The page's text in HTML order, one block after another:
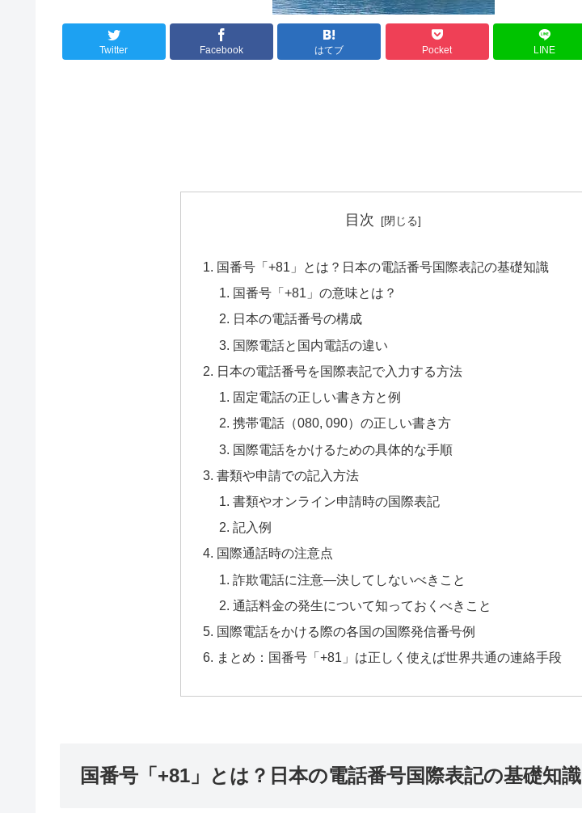
Twitter Facebook はてブ Pocket LINE
目次
国番号「+81」とは？日本の電話番号国際表記の基礎知識
国番号「+81」の意味とは？
日本の電話番号の構成
国際電話と国内電話の違い
日本の電話番号を国際表記で入力する方法
固定電話の正しい書き方と例
携帯電話（080, 090）の正しい書き方
国際電話をかけるための具体的な手順
書類や申請での記入方法
書類やオンライン申請時の国際表記
記入例
国際通話時の注意点
詐欺電話に注意—決してしないべきこと
通話料金の発生について知っておくべきこと
国際電話をかける際の各国の国際発信番号例
まとめ：国番号「+81」は正しく使えば世界共通の連絡手段
国番号「+81」とは？日本の電話番号国際表記の基礎知識